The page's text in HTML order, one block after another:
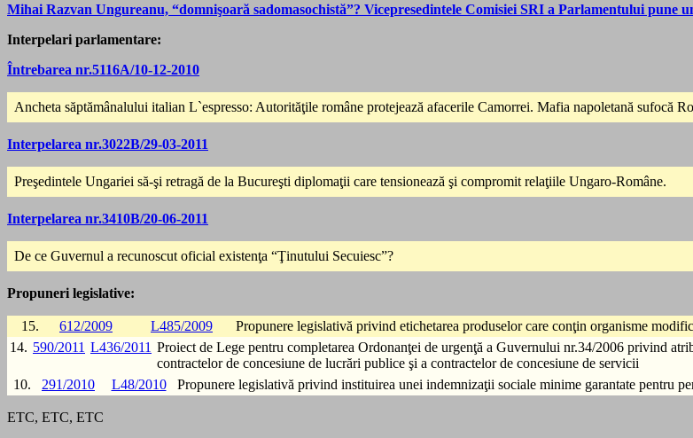
Mihai Razvan Ungureanu, “domnişoară sadomasochistă”? Vicepresedintele Comisiei SRI a Parlamentului pune
Interpelari parlamentare:
Întrebarea nr.5116A/10-12-2010
Ancheta săptămânalului italian L`espresso: Autorităţile române protejează afacerile Camorrei. Mafia napoletană sufocă
Interpelarea nr.3022B/29-03-2011
Preşedintele Ungariei să-şi retragă de la Bucureşti diplomaţii care tensionează şi compromit relaţiile Ungaro-Române.
Interpelarea nr.3410B/20-06-2011
De ce Guvernul a recunoscut oficial existenţa “Ţinutului Secuiesc”?
Propuneri legislative:
15. 612/2009 L485/2009 Propunere legislativă privind etichetarea produselor care conţin organisme
14. 590/2011 L436/2011 Proiect de Lege pentru completarea Ordonanţei de urgenţă a Guvernului nr.34/2006 privind
contractelor de concesiune de lucrări publice şi a contractelor de concesiune de servicii
10. 291/2010 L48/2010 Propunere legislativă privind instituirea unei indemnizaţii sociale minime garantate pentru
ETC, ETC, ETC